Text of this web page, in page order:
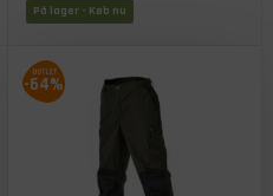
På lager - Køb nu
-64%